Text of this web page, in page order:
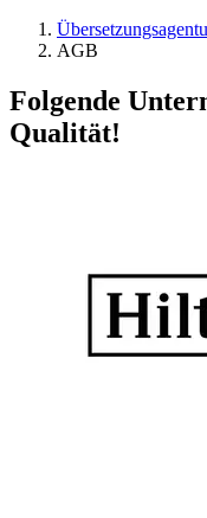
AGB
Folgende
Qualität!